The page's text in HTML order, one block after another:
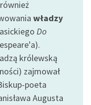
władzy
Do
królewską
zajmował
poeta
Augusta